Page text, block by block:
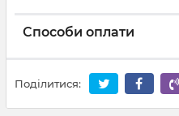
Способи оплати
Поділитися: